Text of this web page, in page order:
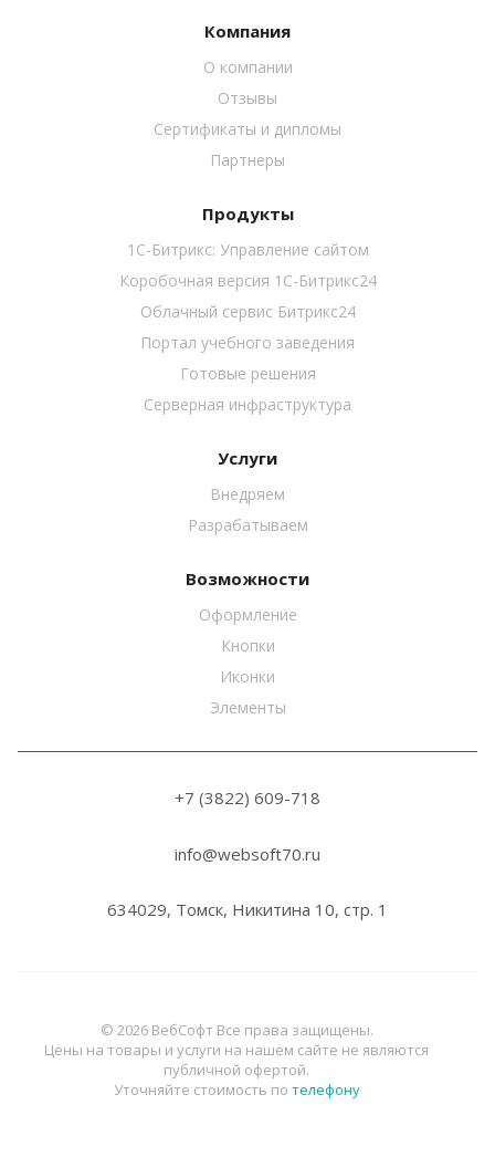
Компания
О компании
Отзывы
Сертификаты и дипломы
Партнеры
Продукты
1С-Битрикс: Управление сайтом
Коробочная версия 1C-Битрикс24
Облачный сервис Битрикс24
Портал учебного заведения
Готовые решения
Серверная инфраструктура
Услуги
Внедряем
Разрабатываем
Возможности
Оформление
Кнопки
Иконки
Элементы
+7 (3822) 609-718
info@websoft70.ru
634029, Томск, Никитина 10, стр. 1
© 2026 ВебСофт Все права защищены.
Цены на товары и услуги на нашем сайте не являются
публичной офертой.
Уточняйте стоимость по телефону